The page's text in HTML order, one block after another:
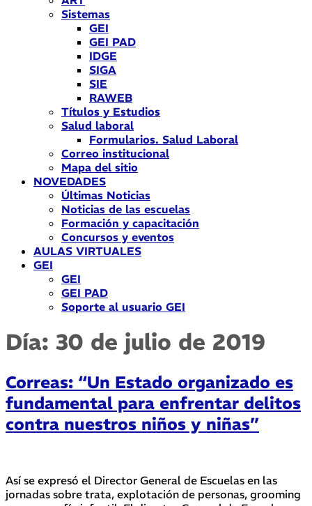
Sistemas
GEI
GEI PAD
IDGE
SIGA
SIE
RAWEB
Títulos y Estudios
Salud laboral
Formularios. Salud Laboral
Correo institucional
Mapa del sitio
NOVEDADES
Últimas Noticias
Noticias de las escuelas
Formación y capacitación
Concursos y eventos
AULAS VIRTUALES
GEI
GEI
GEI PAD
Soporte al usuario GEI
Día: 30 de julio de 2019
Correas: “Un Estado organizado es
fundamental para enfrentar delitos
contra nuestros niños y niñas”
Así se expresó el Director General de Escuelas en las
jornadas sobre trata, explotación de personas, grooming